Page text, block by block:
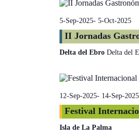
5-Sep-2025- 5-Oct-2025
II Jornadas
Delta del Ebro Delta del
12-Sep-2025- 14-Sep-2025
Festival
Isla de La Palma